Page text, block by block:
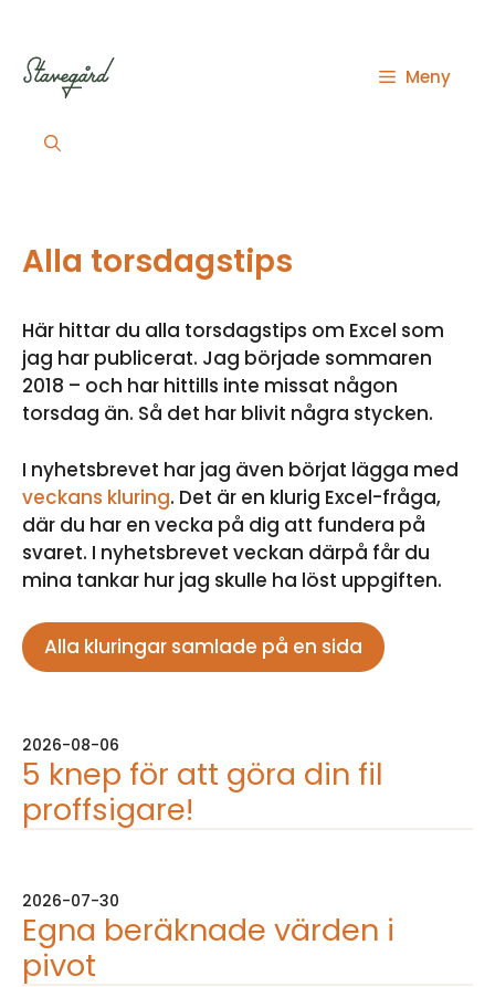
innehåll
Meny
Alla torsdagstips
Här hittar du alla torsdagstips om Excel som
jag har publicerat. Jag började sommaren
2018 – och har hittills inte missat någon
torsdag än. Så det har blivit några stycken.
I nyhetsbrevet har jag även börjat lägga med
veckans kluring. Det är en klurig Excel-fråga,
där du har en vecka på dig att fundera på
svaret. I nyhetsbrevet veckan därpå får du
mina tankar hur jag skulle ha löst uppgiften.
Alla kluringar samlade på en sida
2026-08-06
5 knep för att göra din fil
proffsigare!
2026-07-30
Egna beräknade värden i
pivot